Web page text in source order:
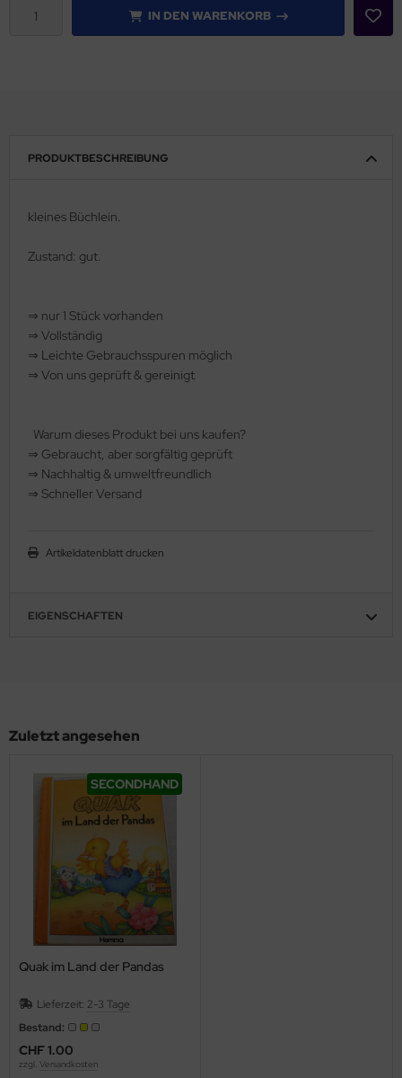
IN DEN WARENKORB
PRODUKTBESCHREIBUNG
kleines Büchlein.
Zustand: gut.
⇒ nur 1 Stück vorhanden
⇒ Vollständig
⇒ ️ Leichte Gebrauchsspuren möglich
⇒ Von uns geprüft & gereinigt
Warum dieses Produkt bei uns kaufen?
⇒ ️ Gebraucht, aber sorgfältig geprüft
⇒ ️ Nachhaltig & umweltfreundlich
⇒ ️ Schneller Versand
Artikeldatenblatt drucken
EIGENSCHAFTEN
Zuletzt angesehen
SECONDHAND
Quak im Land der Pandas
Lieferzeit: 2-3 Tage
Bestand:
CHF 1.00
zzgl. Versandkosten